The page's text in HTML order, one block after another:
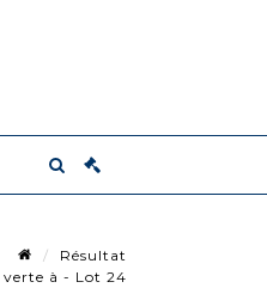
Résultat
verte à - Lot 24